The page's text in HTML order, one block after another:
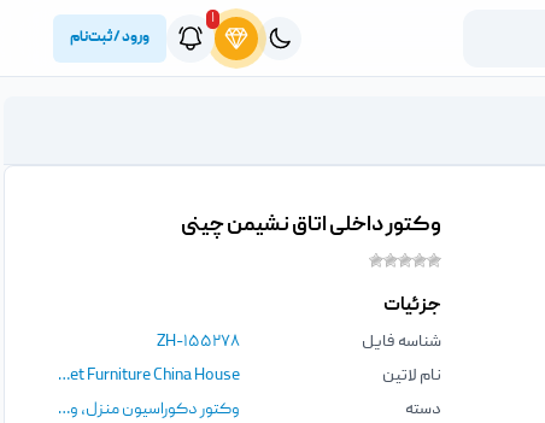
۱
ورود / ثبت‌نام
وکتور داخلی اتاق نشیمن چینی
جزئیات
شناسه فایل
ZH-۱۵۵۲۷۸
نام لاتین
Chinese Living Room Interior With Wooden Table Chair Red Cushions Cartoon Set Furniture China House
دسته
وکتور دکوراسیون منزل, وکتور